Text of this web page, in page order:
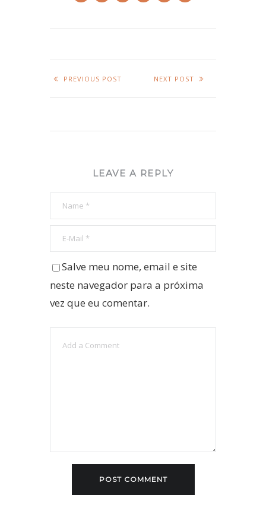
PREVIOUS POST NEXT POST
LEAVE A REPLY
Salve meu nome, email e site
neste navegador para a próxima
vez que eu comentar.